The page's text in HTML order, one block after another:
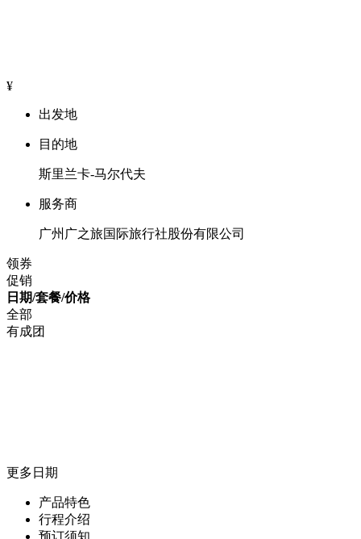
¥
出发地
目的地
斯里兰卡-马尔代夫
服务商
广州广之旅国际旅行社股份有限公司
领券
促销
日期/套餐/价格
全部
有成团
更多日期
产品特色
行程介绍
预订须知